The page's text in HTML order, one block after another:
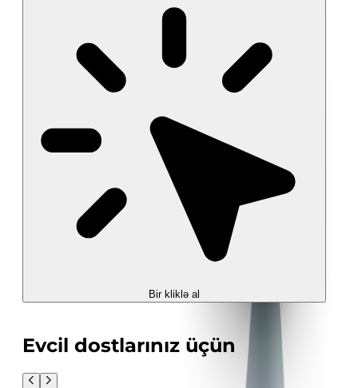
Bir kliklə al
Evcil dostlarınız üçün